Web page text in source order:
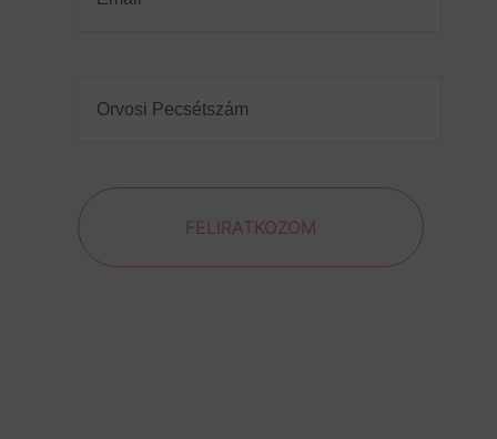
Pecsétszám(Required)
FELIRATKOZOM